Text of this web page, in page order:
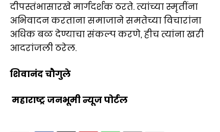
दीपस्तंभासारखे मार्गदर्शक ठरते. त्यांच्या स्मृतींना
अभिवादन करताना समाजाने समतेच्या विचारांना
अधिक बळ देण्याचा संकल्प करणे, हीच त्यांना खरी
आदरांजली ठरेल.
शिवानंद चौगुले
महाराष्ट्र जनभूमी न्यूज पोर्टल